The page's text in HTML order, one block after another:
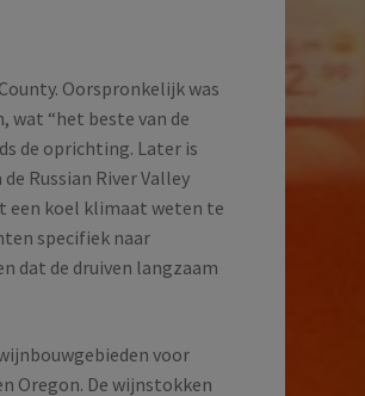
Oorspronkelijk was
wat “het beste van de
de oprichting. Later is
Russian River Valley
een koel klimaat weten te
specifiek naar
dat de druiven langzaam
voor
Oregon. De wijnstokken